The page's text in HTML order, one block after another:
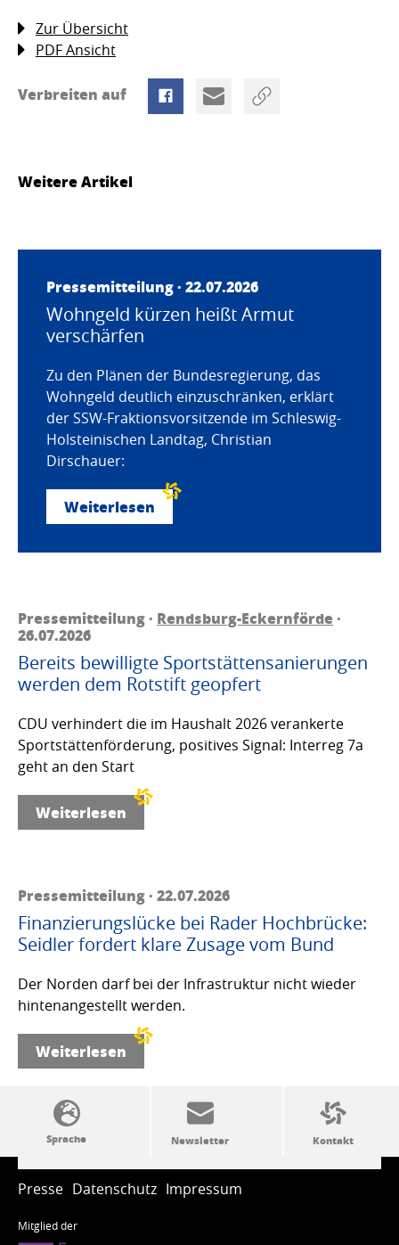
Zur Übersicht
PDF Ansicht
Verbreiten auf
Weitere Artikel
Pressemitteilung · 22.07.2026
Wohngeld kürzen heißt Armut
verschärfen
Zu den Plänen der Bundesregierung, das
Wohngeld deutlich einzuschränken, erklärt
der SSW-Fraktionsvorsitzende im Schleswig-
Holsteinischen Landtag, Christian
Dirschauer:
Weiterlesen
Pressemitteilung · Rendsburg-Eckernförde·
26.07.2026
Bereits bewilligte Sportstättensanierungen
werden dem Rotstift geopfert
CDU verhindert die im Haushalt 2026 verankerte
Sportstättenförderung, positives Signal: Interreg 7a
geht an den Start
Weiterlesen
Pressemitteilung · 22.07.2026
Finanzierungslücke bei Rader Hochbrücke:
Seidler fordert klare Zusage vom Bund
Der Norden darf bei der Infrastruktur nicht wieder
hintenangestellt werden.
Weiterlesen
SSW-Politik von A bis Z
Presse Datenschutz Impressum
Mitglied der